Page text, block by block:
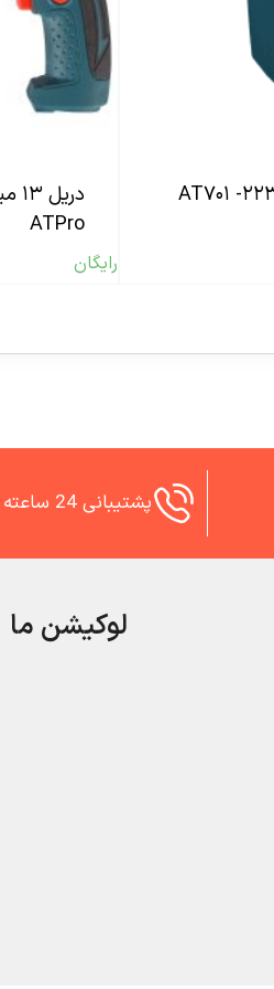
ATPro
رایگان
پشتیبانی 24 ساعته
لوکیشن ما